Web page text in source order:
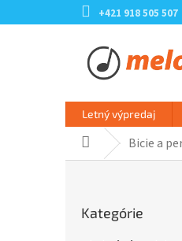
na
+421 918 505 507
Letný výpredaj
DomovBicie a
kategórie
Kategórie